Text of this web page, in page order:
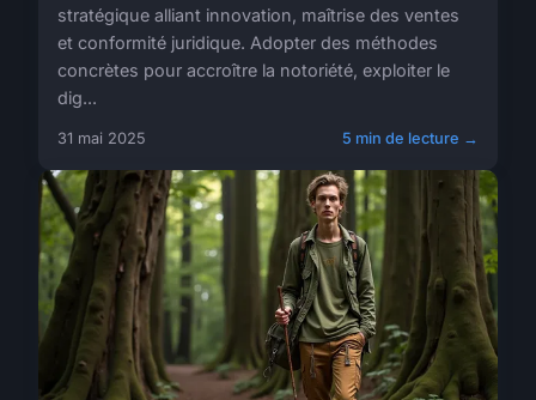
stratégique alliant innovation, maîtrise des ventes
et conformité juridique. Adopter des méthodes
concrètes pour accroître la notoriété, exploiter le
dig...
31 mai 2025 5 min de lecture →